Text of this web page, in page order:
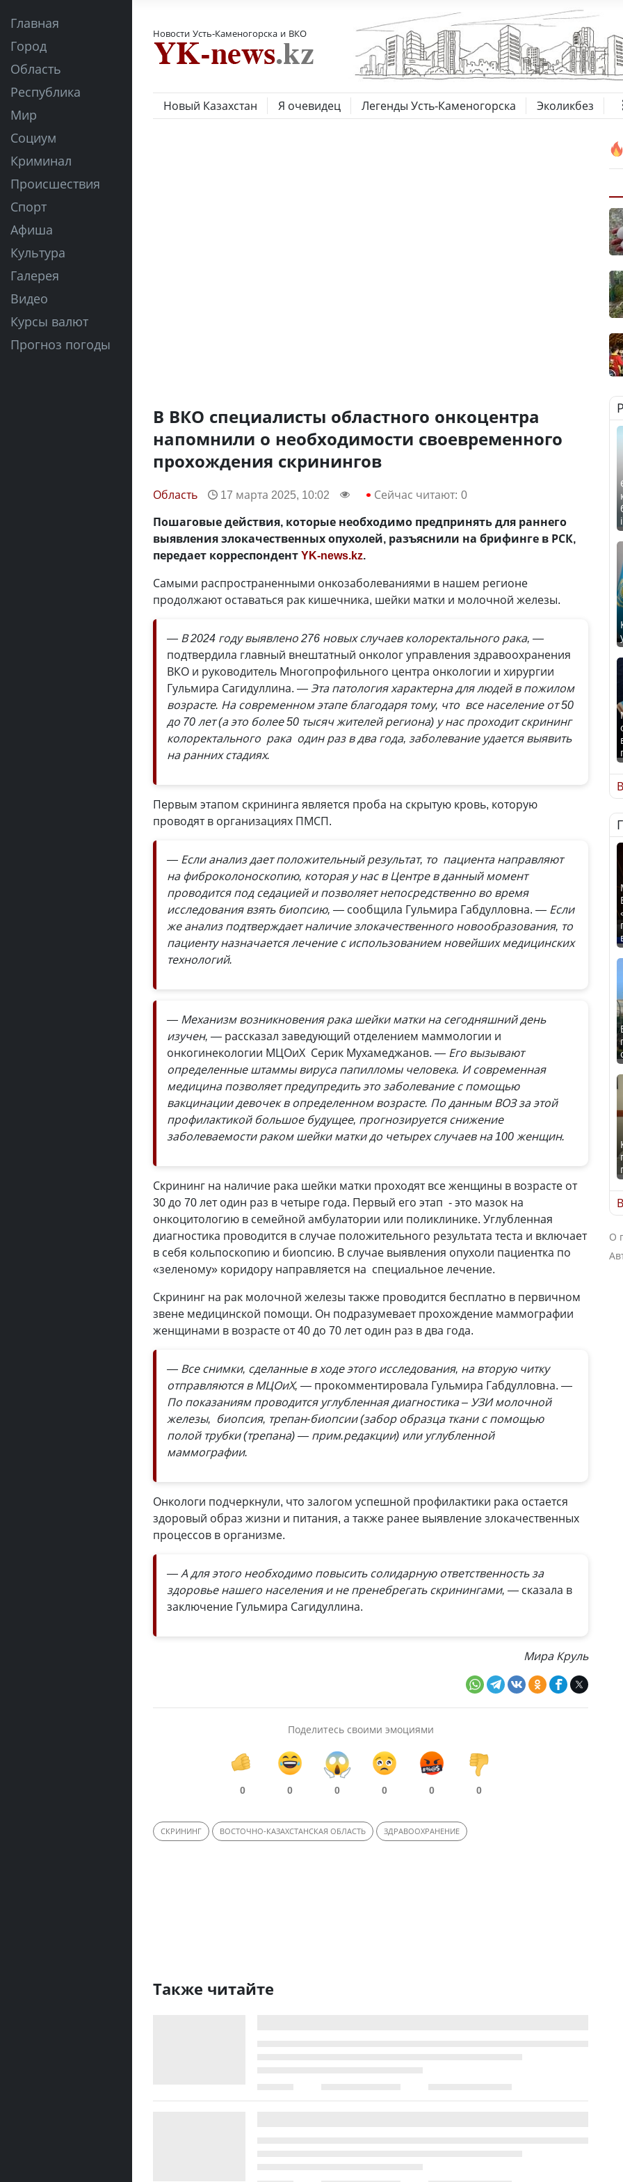
Главная
Город
Область
Республика
Мир
Социум
Криминал
Происшествия
Спорт
Афиша
Культура
Галерея
Видео
Курсы валют
Прогноз погоды
Новости Усть-Каменогорска и ВКО
Новый Казахстан Я очевидец Легенды Усть-Каменогорска Эколикбез
В ВКО специалисты областного онкоцентра
напомнили о необходимости своевременного
прохождения скринингов
Область 17 марта 2025, 10:02 Сейчас читают: 0
Пошаговые действия, которые необходимо предпринять для раннего
выявления злокачественных опухолей, разъяснили на брифинге в РСК,
передает корреспондентYK-news.kz.
Самыми распространенными онкозаболеваниями в нашем регионе
продолжают оставаться рак кишечника, шейки матки и молочной железы.
— В 2024 году выявлено 276 новых случаев колоректального рака, —
подтвердила главный внештатный онколог управления здравоохранения
ВКО и руководитель Многопрофильного центра онкологии и хирургии
Гульмира Сагидуллина. — Эта патология характерна для людей в пожилом
возрасте. На современном этапе благодаря тому, что все население от 50
до 70 лет (а это более 50 тысяч жителей региона) у нас проходит скрининг
колоректального рака один раз в два года, заболевание удается выявить
на ранних стадиях.
Первым этапом скрининга является проба на скрытую кровь, которую
проводят в организациях ПМСП.
— Если анализ дает положительный результат, то пациента направляют
на фиброколоноскопию, которая у нас в Центре в данный момент
проводится под седацией и позволяет непосредственно во время
исследования взять биопсию, — сообщила Гульмира Габдулловна. — Если
же анализ подтверждает наличие злокачественного новообразования, то
пациенту назначается лечение с использованием новейших медицинских
технологий.
— Механизм возникновения рака шейки матки на сегодняшний день
изучен, — рассказал заведующий отделением маммологии и
онкогинекологии МЦОиХ Серик Мухамеджанов. — Его вызывают
определенные штаммы вируса папилломы человека. И современная
медицина позволяет предупредить это заболевание с помощью
вакцинации девочек в определенном возрасте. По данным ВОЗ за этой
профилактикой большое будущее, прогнозируется снижение
заболеваемости раком шейки матки до четырех случаев на 100 женщин.
Скрининг на наличие рака шейки матки проходят все женщины в возрасте от
30 до 70 лет один раз в четыре года. Первый его этап - это мазок на
онкоцитологию в семейной амбулатории или поликлинике. Углубленная
диагностика проводится в случае положительного результата теста и включает
в себя кольпоскопию и биопсию. В случае выявления опухоли пациентка по
«зеленому» коридору направляется на специальное лечение.
Скрининг на рак молочной железы также проводится бесплатно в первичном
звене медицинской помощи. Он подразумевает прохождение маммографии
женщинами в возрасте от 40 до 70 лет один раз в два года.
— Все снимки, сделанные в ходе этого исследования, на вторую читку
отправляются в МЦОиХ, — прокомментировала Гульмира Габдулловна. —
По показаниям проводится углубленная диагностика – УЗИ молочной
железы, биопсия, трепан-биопсии (забор образца ткани с помощью
полой трубки (трепана) — прим.редакции) или углубленной
маммографии.
Онкологи подчеркнули, что залогом успешной профилактики рака остается
здоровый образ жизни и питания, а также ранее выявление злокачественных
процессов в организме.
— А для этого необходимо повысить солидарную ответственность за
здоровье нашего населения и не пренебрегать скринингами, — сказала в
заключение Гульмира Сагидуллина.
Мира Круль
Поделитесь своими эмоциями
0 0 0 0 0 0
СКРИНИНГ ВОСТОЧНО-КАЗАХСТАНСКАЯ ОБЛАСТЬ ЗДРАВООХРАНЕНИЕ
Также читайте
О